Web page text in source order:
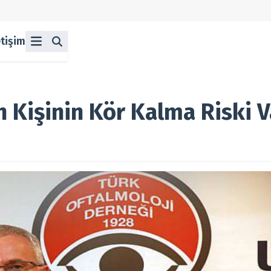
Koşulları
Kişinin Kör Kalma Riski